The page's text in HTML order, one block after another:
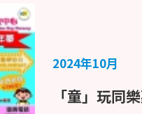
2024年10月
「童」玩同